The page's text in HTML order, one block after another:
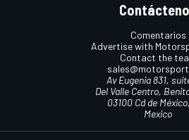
Comentarios
Advertise with
Contact the
Av Eugenia 831,
Del Valle Centro,
03100 Cd de
Mexico